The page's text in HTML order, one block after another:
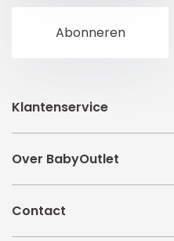
Klantenservice
Over BabyOutlet
Contact